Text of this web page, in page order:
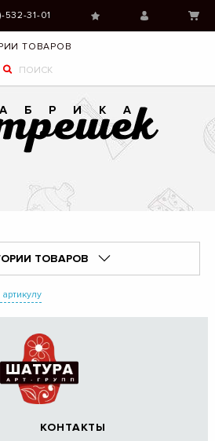
532-31-01
ТОВАРОВ
ТОВАРОВ
КОНТАКТЫ